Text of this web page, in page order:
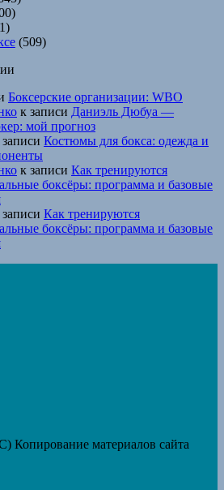
(509)
Боксерские организации: WBO
к записи Даниэль Дюбуа —
мой прогноз
Костюмы для бокса: одежда и
к записи Как тренируются
боксёры: программа и базовые
Как тренируются
боксёры: программа и базовые
Копирование материалов сайта